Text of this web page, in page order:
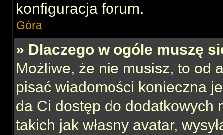
konfiguracja forum.
Góra
» Dlaczego w ogóle muszę
Możliwe, że nie musisz, to od
pisać wiadomości konieczna
da Ci dostęp do dodatkowych
takich jak własny avatar,